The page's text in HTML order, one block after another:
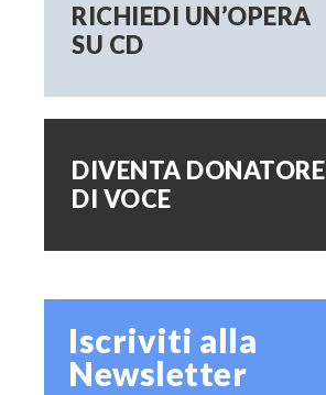
RICHIEDI UN’OPERA
SU CD
DIVENTA DONATORE
DI VOCE
Iscriviti alla
Newsletter